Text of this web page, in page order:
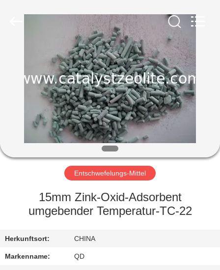
PRODUKTE
ÜBER
FABRIK-
AUSFLUG
QUALITÄTSKONTROLLE
TRETEN
SIE
Entschwefelungs-Mittel
15mm Zink-Oxid-Adsorbent
umgebender Temperatur-TC-22
Herkunftsort: CHINA
Markenname: QD